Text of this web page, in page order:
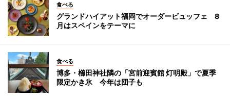
食べる
グランドハイアット福岡でオーダービュッフェ 8
月はスペインをテーマに
食べる
博多・櫛田神社隣の「宮前迎賓館 灯明殿」で夏季
限定かき氷 今年は団子も